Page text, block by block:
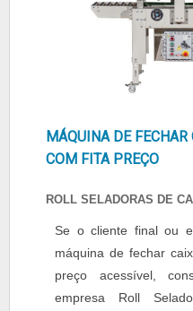
MÁQUINA DE
COM FITA PREÇO
ROLL SELADORAS DE
Se o cliente final ou
máquina de fechar
preço acessível,
empresa Roll